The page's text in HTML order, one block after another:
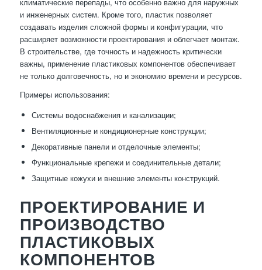
и инженерных систем. Кроме того, пластик позволяет
создавать изделия сложной формы и конфигурации, что
расширяет возможности проектирования и облегчает монтаж.
В строительстве, где точность и надежность критически
важны, применение пластиковых компонентов обеспечивает
не только долговечность, но и экономию времени и ресурсов.
Примеры использования:
Системы водоснабжения и канализации;
Вентиляционные и кондиционерные конструкции;
Декоративные панели и отделочные элементы;
Функциональные крепежи и соединительные детали;
Защитные кожухи и внешние элементы конструкций.
ПРОЕКТИРОВАНИЕ И
ПРОИЗВОДСТВО
ПЛАСТИКОВЫХ
КОМПОНЕНТОВ